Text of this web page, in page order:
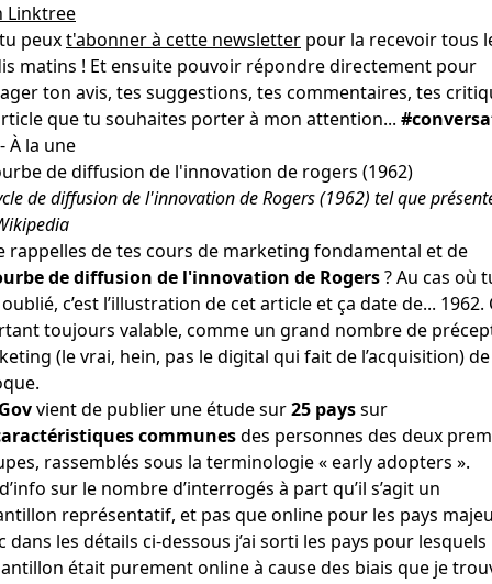
Linktree
peuxt'abonner à cette newsletter pour la recevoir tous
matins ! Et ensuite pouvoir répondre directement pour
ton avis, tes suggestions, tes commentaires, tes
que tu souhaites porter à mon attention...
À la une
de diffusion de l'innovation de Rogers (1962) tel que
rappelles de tes cours de marketing fondamental et de
de diffusion de l'innovation de Rogers? Au cas où
c’est l’illustration de cet article et ça date de... 1962.
toujours valable, comme un grand nombre de
(le vrai, hein, pas le digital qui fait de l’acquisition) de
vient de publier une étude sur25 payssur
communesdes personnes des deux
rassemblés sous la terminologie « early adopters ».
sur le nombre d’interrogés à part qu’il s’agit un
représentatif, et pas que online pour les pays
dans les détails ci-dessous j’ai sorti les pays pour lesquels
était purement online à cause des biais que je